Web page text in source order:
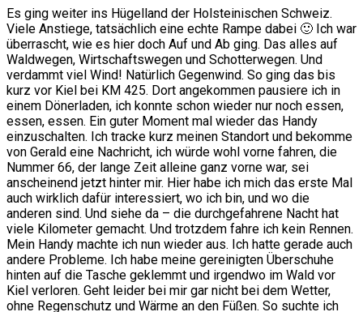
Es ging weiter ins Hügelland der Holsteinischen Schweiz.
Viele Anstiege, tatsächlich eine echte Rampe dabei 🙂 Ich war
überrascht, wie es hier doch Auf und Ab ging. Das alles auf
Waldwegen, Wirtschaftswegen und Schotterwegen. Und
verdammt viel Wind! Natürlich Gegenwind. So ging das bis
kurz vor Kiel bei KM 425. Dort angekommen pausiere ich in
einem Dönerladen, ich konnte schon wieder nur noch essen,
essen, essen. Ein guter Moment mal wieder das Handy
einzuschalten. Ich tracke kurz meinen Standort und bekomme
von Gerald eine Nachricht, ich würde wohl vorne fahren, die
Nummer 66, der lange Zeit alleine ganz vorne war, sei
anscheinend jetzt hinter mir. Hier habe ich mich das erste Mal
auch wirklich dafür interessiert, wo ich bin, und wo die
anderen sind. Und siehe da – die durchgefahrene Nacht hat
viele Kilometer gemacht. Und trotzdem fahre ich kein Rennen.
Mein Handy machte ich nun wieder aus. Ich hatte gerade auch
andere Probleme. Ich habe meine gereinigten Überschuhe
hinten auf die Tasche geklemmt und irgendwo im Wald vor
Kiel verloren. Geht leider bei mir gar nicht bei dem Wetter,
ohne Regenschutz und Wärme an den Füßen. So suchte ich